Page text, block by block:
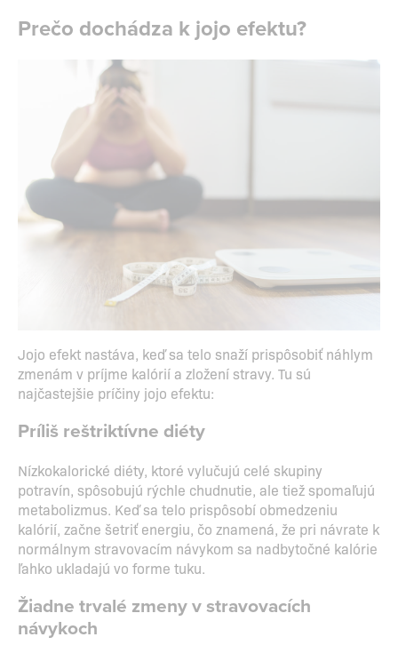
Prečo dochádza k jojo efektu?
Jojo efekt nastáva, keď sa telo snaží prispôsobiť náhlym
zmenám v príjme kalórií a zložení stravy. Tu sú
najčastejšie príčiny jojo efektu:
Príliš reštriktívne diéty
Nízkokalorické diéty, ktoré vylučujú celé skupiny
potravín, spôsobujú rýchle chudnutie, ale tiež spomaľujú
metabolizmus. Keď sa telo prispôsobí obmedzeniu
kalórií, začne šetriť energiu, čo znamená, že pri návrate k
normálnym stravovacím návykom sa nadbytočné kalórie
ľahko ukladajú vo forme tuku.
Žiadne trvalé zmeny v stravovacích
návykoch